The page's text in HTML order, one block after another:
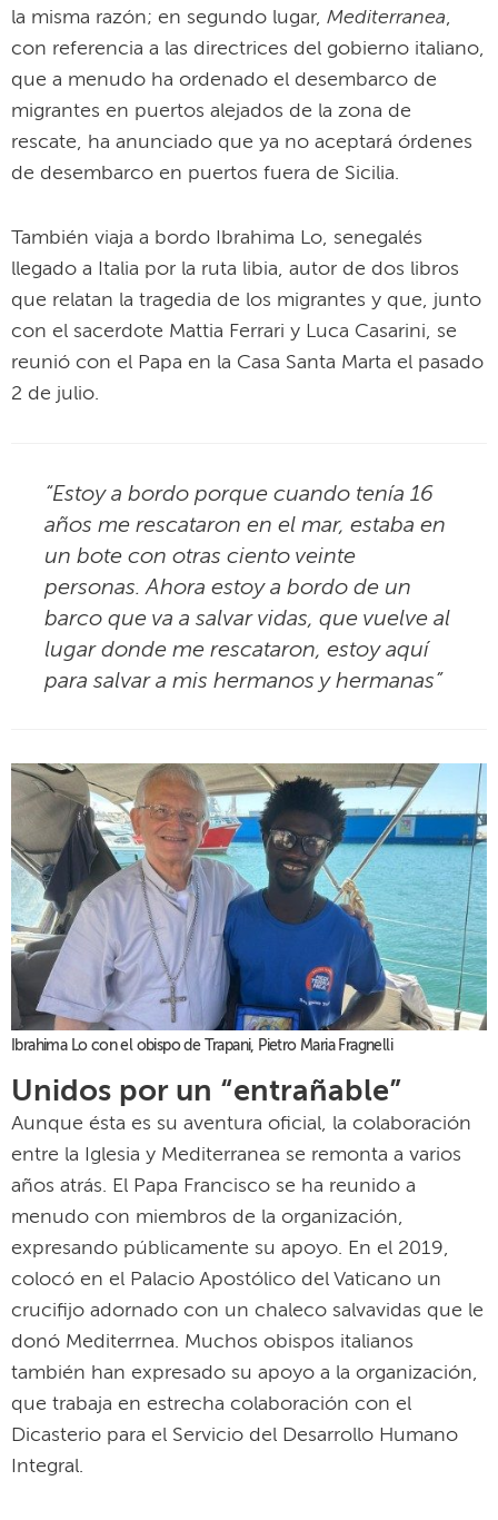
la misma razón; en segundo lugar, Mediterranea
con referencia a las directrices del gobierno italiano,
que a menudo ha ordenado el desembarco de
migrantes en puertos alejados de la zona de
rescate, ha anunciado que ya no aceptará órdenes
de desembarco en puertos fuera de Sicilia.
También viaja a bordo Ibrahima Lo, senegalés
llegado a Italia por la ruta libia, autor de dos libros
que relatan la tragedia de los migrantes y que, junto
con el sacerdote Mattia Ferrari y Luca Casarini, se
reunió con el Papa en la Casa Santa Marta el pasado
2 de julio.
“Estoy a bordo porque cuando tenía 16
años me rescataron en el mar, estaba en
un bote con otras ciento veinte
personas. Ahora estoy a bordo de un
barco que va a salvar vidas, que vuelve al
lugar donde me rescataron, estoy aquí
para salvar a mis hermanos y hermanas”
Ibrahima Lo con el obispo de Trapani, Pietro Maria Fragnelli
Unidos por un “entrañable”
Aunque ésta es su aventura oficial, la colaboración
entre la Iglesia y Mediterranea se remonta a varios
años atrás. El Papa Francisco se ha reunido a
menudo con miembros de la organización,
expresando públicamente su apoyo. En el 2019,
colocó en el Palacio Apostólico del Vaticano un
crucifijo adornado con un chaleco salvavidas que le
donó Mediterrnea. Muchos obispos italianos
también han expresado su apoyo a la organización,
que trabaja en estrecha colaboración con el
Dicasterio para el Servicio del Desarrollo Humano
Integral.